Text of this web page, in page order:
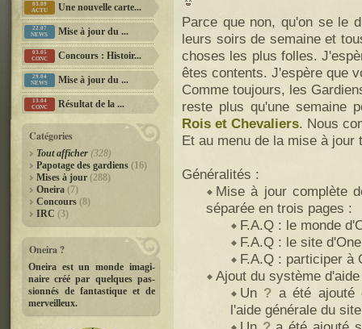
03.09
ACTU
Une nouvelle carte...
22.07
NEWS
Mise à jour du ...
03.05
CONC
Concours : Histoir...
29.04
NEWS
Mise à jour du ...
13.04
CONC
Résultat de la ...
Catégories
Tout afficher (328)
Papotage des gardiens (16)
Mises à jour (288)
Oneira (7)
Concours (8)
IRC (3)
Oneira ?
Oneira est un monde imagi­-
naire créé par quelques pas­
sionnés de fantastique et de
merveilleux.
Parce que non, qu'on se le
leurs soirs de semaine et
choses les plus folles.
êtes contents. J'espère que
Comme toujours, les
reste plus qu'une semaine
Rois et Chevaliers. Nous
Et au menu de la mise à jour
Généralités :
Mise à jour complète
séparée en trois pages :
F.A.Q : le monde
F.A.Q : le site
F.A.Q : participer à
Ajout du système
Un ? a été ajouté
l'aide générale du